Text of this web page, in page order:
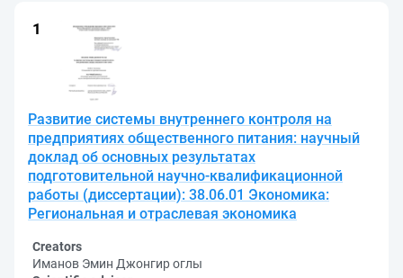
Развитие системы внутреннего контроля на
предприятиях общественного питания: научный
доклад об основных результатах
подготовительной научно-квалификационной
работы (диссертации): 38.06.01 Экономика:
Региональная и отраслевая экономика
Creators
Иманов Эмин Джонгир оглы